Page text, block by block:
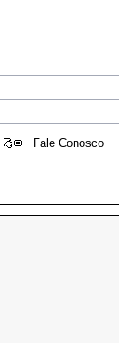
Fale Conosco